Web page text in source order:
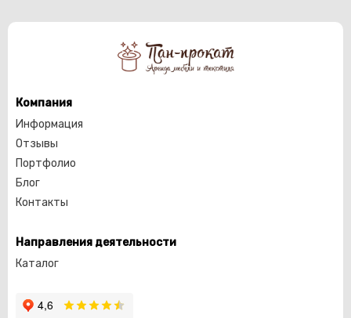
Компания
Информация
Отзывы
Портфолио
Блог
Контакты
Направления деятельности
Каталог